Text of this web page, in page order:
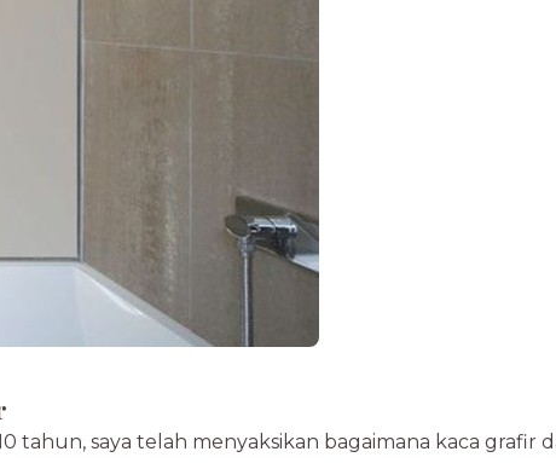
tahun, saya telah menyaksikan bagaimana kaca grafir